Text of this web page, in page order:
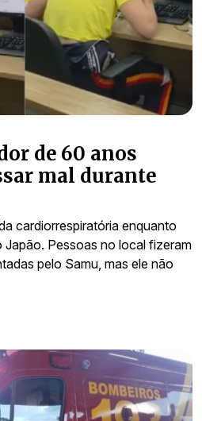
de 60 anos
mal durante
cardiorrespiratória enquanto
Japão. Pessoas no local fizeram
pelo Samu, mas ele não